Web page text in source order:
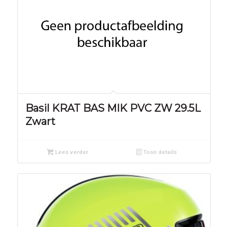
Basil KRAT BAS MIK PVC ZW 29.5L
Zwart
Lees verder Toon details